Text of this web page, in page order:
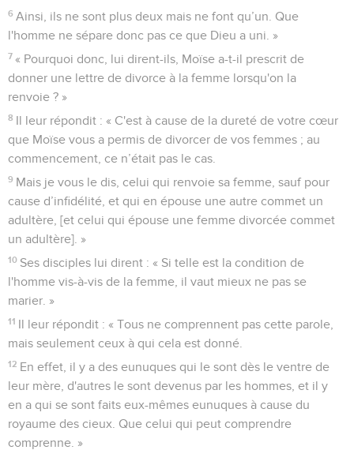
6 Ainsi, ils ne sont plus deux mais ne font qu’un. Que
l'homme ne sépare donc pas ce que Dieu a uni. »
7 « Pourquoi donc, lui dirent-ils, Moïse a-t-il prescrit de
donner une lettre de divorce à la femme lorsqu'on la
renvoie ? »
8 Il leur répondit : « C'est à cause de la dureté de votre cœur
que Moïse vous a permis de divorcer de vos femmes ; au
commencement, ce n’était pas le cas.
9 Mais je vous le dis, celui qui renvoie sa femme, sauf pour
cause d’infidélité, et qui en épouse une autre commet un
adultère, [et celui qui épouse une femme divorcée commet
un adultère]. »
10 Ses disciples lui dirent : « Si telle est la condition de
l'homme vis-à-vis de la femme, il vaut mieux ne pas se
marier. »
11 Il leur répondit : « Tous ne comprennent pas cette parole,
mais seulement ceux à qui cela est donné.
12 En effet, il y a des eunuques qui le sont dès le ventre de
leur mère, d'autres le sont devenus par les hommes, et il y
en a qui se sont faits eux-mêmes eunuques à cause du
royaume des cieux. Que celui qui peut comprendre
comprenne. »